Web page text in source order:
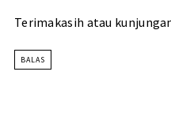
Terimakasih atau
BALAS